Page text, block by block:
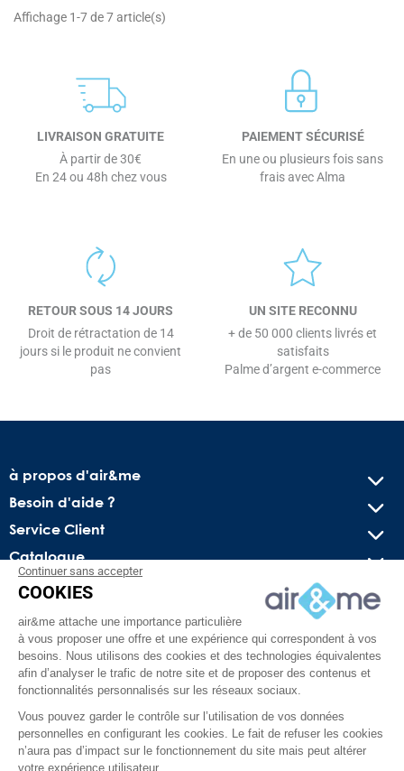
Affichage 1-7 de 7 article(s)
LIVRAISON GRATUITE
À partir de 30€
En 24 ou 48h chez vous
PAIEMENT SÉCURISÉ
En une ou plusieurs fois sans
frais avec Alma
RETOUR SOUS 14 JOURS
Droit de rétractation de 14
jours si le produit ne convient
pas
UN SITE RECONNU
+ de 50 000 clients livrés et
satisfaits
Palme d’argent e-commerce
à propos d'air&me
Besoin d'aide ?
Service Client
Catalogue
Recevez nos offres spéciales !
Conseils pratiques, bons plans exclusifs et actus sur l’air
intérieur. Pas de spam, juré !
Continuer sans accepter
COOKIES
air&me attache une importance particulière
à vous proposer une offre et une expérience qui correspondent à vos
besoins. Nous utilisons des cookies et des technologies équivalentes
afin d’analyser le trafic de notre site et de proposer des contenus et
fonctionnalités personnalisés sur les réseaux sociaux.
Vous pouvez garder le contrôle sur l’utilisation de vos données
personnelles en configurant les cookies. Le fait de refuser les cookies
n’aura pas d’impact sur le fonctionnement du site mais peut altérer
votre expérience utilisateur.